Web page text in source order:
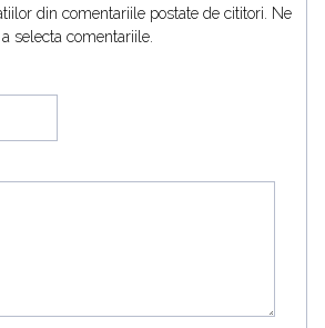
din comentariile postate de cititori. Ne
selecta comentariile.